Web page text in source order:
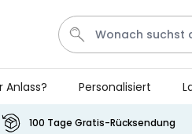
Anlass? Personalisiert
100 Tage Gratis-Rücksendung